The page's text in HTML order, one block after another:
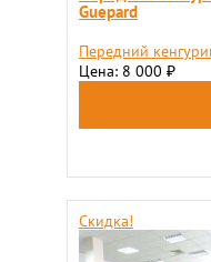
Guepard
Передний
Цена: 8 000 ₽
Скидка!